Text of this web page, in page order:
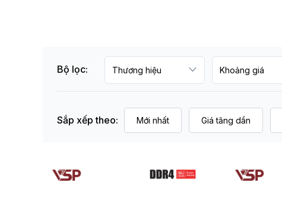
Bộ lọc:
Sắp xếp theo: Mới nhất Giá tăng dần